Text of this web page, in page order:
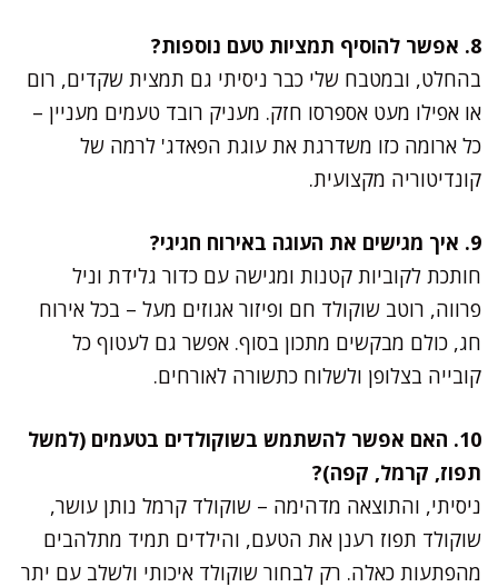
8. אפשר להוסיף תמציות טעם נוספות?
בהחלט, ובמטבח שלי כבר ניסיתי גם תמצית שקדים, רום
או אפילו מעט אספרסו חזק. מעניק רובד טעמים מעניין –
כל ארומה כזו משדרגת את עוגת הפאדג' לרמה של
קונדיטוריה מקצועית.
9. איך מגישים את העוגה באירוח חגיגי?
חותכת לקוביות קטנות ומגישה עם כדור גלידת וניל
פרווה, רוטב שוקולד חם ופיזור אגוזים מעל – בכל אירוח
חג, כולם מבקשים מתכון בסוף. אפשר גם לעטוף כל
קובייה בצלופן ולשלוח כתשורה לאורחים.
10. האם אפשר להשתמש בשוקולדים בטעמים (למשל
תפוז, קרמל, קפה)?
ניסיתי, והתוצאה מדהימה – שוקולד קרמל נותן עושר,
שוקולד תפוז רענן את הטעם, והילדים תמיד מתלהבים
מהפתעות כאלה. רק לבחור שוקולד איכותי ולשלב עם יתר